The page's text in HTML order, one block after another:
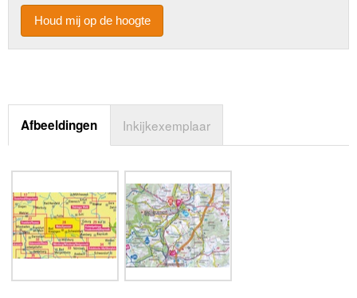
Houd mij op de hoogte
Afbeeldingen Inkijkexemplaar